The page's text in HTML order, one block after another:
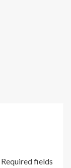
Required fields